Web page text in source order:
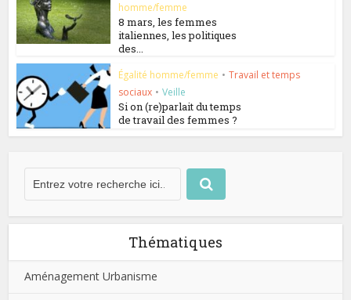
homme/femme
8 mars, les femmes
italiennes, les politiques
des...
Égalité homme/femme • Travail et temps
sociaux • Veille
Si on (re)parlait du temps
de travail des femmes ?
Thématiques
Aménagement Urbanisme